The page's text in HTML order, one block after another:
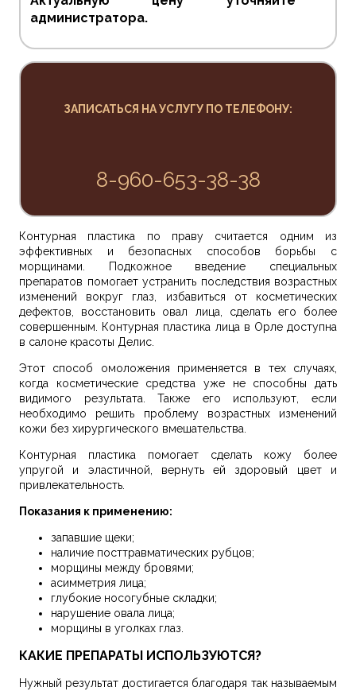
администратора.
ЗАПИСАТЬСЯ НА УСЛУГУ ПО ТЕЛЕФОНУ:
8-960-653-38-38
Контурная пластика по праву считается одним из
эффективных и безопасных способов борьбы с
морщинами. Подкожное введение специальных
препаратов помогает устранить последствия возрастных
изменений вокруг глаз, избавиться от косметических
дефектов, восстановить овал лица, сделать его более
совершенным. Контурная пластика лица в Орле доступна
в салоне красоты Делис.
Этот способ омоложения применяется в тех случаях,
когда косметические средства уже не способны дать
видимого результата. Также его используют, если
необходимо решить проблему возрастных изменений
кожи без хирургического вмешательства.
Контурная пластика помогает сделать кожу более
упругой и эластичной, вернуть ей здоровый цвет и
привлекательность.
Показания к применению:
запавшие щеки;
наличие посттравматических рубцов;
морщины между бровями;
асимметрия лица;
глубокие носогубные складки;
нарушение овала лица;
морщины в уголках глаз.
КАКИЕ ПРЕПАРАТЫ ИСПОЛЬЗУЮТСЯ?
Нужный результат достигается благодаря так называемым